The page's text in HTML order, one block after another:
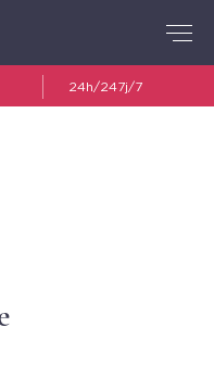
24h/247j/7